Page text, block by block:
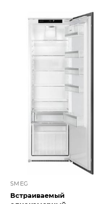
SMEG
Встраиваемый